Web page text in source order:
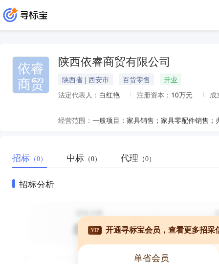
依睿
商贸
陕西依睿商贸有限公司
陕西省 | 西安市 百货零售
开业
法定代表人： 白红艳 注册资本： 10万元 成
经营范围：
招标 （0） 中标 （0） 代理 （0）
招标分析
VIP 开通寻标宝会员，查看更多招采
单省会员